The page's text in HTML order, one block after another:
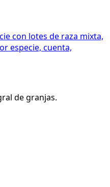
con lotes de raza mixta,
especie, cuenta,
de granjas.